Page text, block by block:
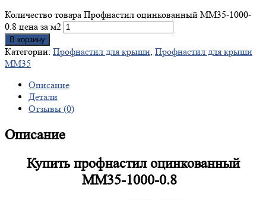
Количество товара Профнастил оцинкованный ММ35-1000-
0.8 цена за м2
В корзину
Категории: Профнастил для крыши, Профнастил для крыши
ММ35
Описание
Детали
Отзывы (0)
Описание
Купить профнастил оцинкованный
ММ35-1000-0.8